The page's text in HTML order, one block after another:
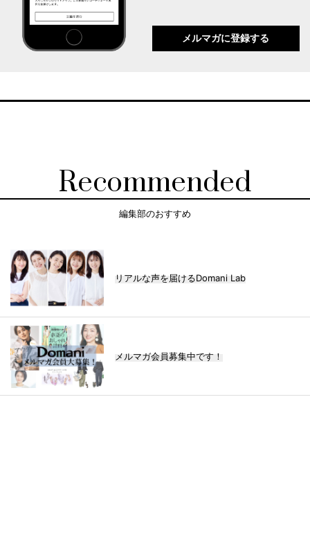
メルマガに登録する
Recommended
編集部のおすすめ
リアルな声を届けるDomani Lab
メルマガ会員募集中です！